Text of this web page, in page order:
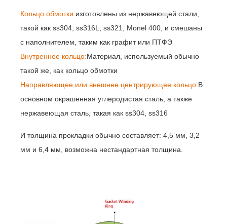
Кольцо обмотки:изготовлены из нержавеющей стали,
такой как ss304, ss316L, ss321, Monel 400, и смешаны
с наполнителем, таким как графит или ПТФЭ
Внутреннее кольцо:Материал, используемый обычно
такой же, как кольцо обмотки
Направляющее или внешнее центрирующее кольцо:В
основном окрашенная углеродистая сталь, а также
нержавеющая сталь, такая как ss304, ss316
И толщина прокладки обычно составляет: 4,5 мм, 3,2
мм и 6,4 мм, возможна нестандартная толщина.